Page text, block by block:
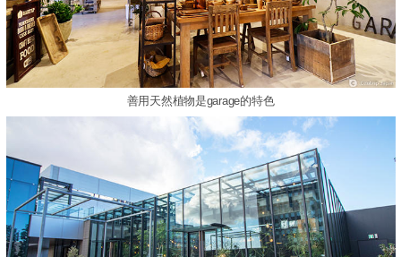
善用天然植物是garage的特色